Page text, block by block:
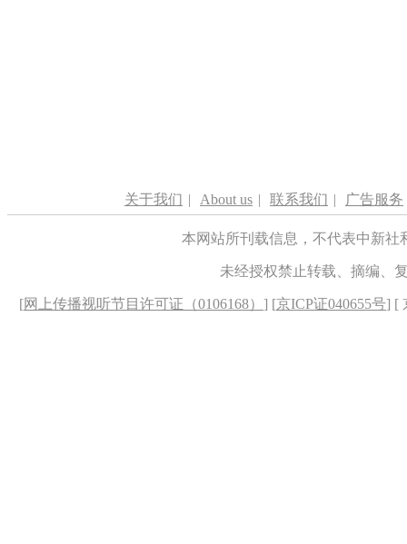
关于我们 | About us | 联系我们 | 广告服务
本网站所刊载信息，不代表中新
未经授权禁止转载、摘编、
[网上传播视听节目许可证（0106168） ] [京ICP证040655号] [